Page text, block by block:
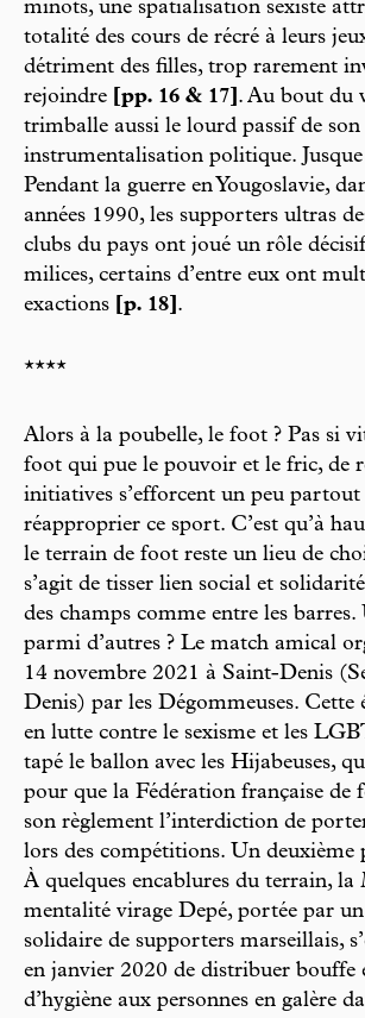
minots, une spatialisation sexiste
totalité des cours de récré à leurs
détriment des filles, trop rarement
rejoindre
[pp. 16 & 17] . Au bout du
trimballe aussi le lourd passif de son
instrumentalisation politique.
Pendant la guerre en Yougoslavie,
années 1990, les supporters ultras
clubs du pays ont joué un rôle
milices, certains d’entre eux ont
exactions
[p. 18] .
****
Alors à la poubelle, le foot ? Pas si
foot qui pue le pouvoir et le fric, de
initiatives s’efforcent un peu partout
réapproprier ce sport. C’est qu’à
le terrain de foot reste un lieu de
s’agit de tisser lien social et
des champs comme entre les barres.
parmi d’autres ? Le match amical
14 novembre 2021 à Saint-Denis
Denis) par les Dégommeuses. Cette
en lutte contre le sexisme et les
tapé le ballon avec les Hijabeuses,
pour que la Fédération française de
son règlement l’interdiction de
lors des compétitions. Un deuxième
À quelques encablures du terrain, la
mentalité virage Depé, portée par
solidaire de supporters marseillais,
en janvier 2020 de distribuer bouffe
d’hygiène aux personnes en galère